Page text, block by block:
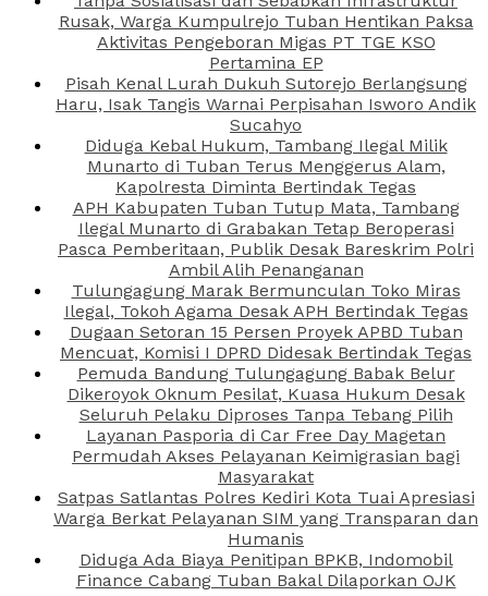
Rusak, Warga Kumpulrejo Tuban Hentikan Paksa
Aktivitas Pengeboran Migas PT TGE KSO
Pertamina EP
Pisah Kenal Lurah Dukuh Sutorejo Berlangsung
Haru, Isak Tangis Warnai Perpisahan Isworo Andik
Sucahyo
Diduga Kebal Hukum, Tambang Ilegal Milik
Munarto di Tuban Terus Menggerus Alam,
Kapolresta Diminta Bertindak Tegas
APH Kabupaten Tuban Tutup Mata, Tambang
Ilegal Munarto di Grabakan Tetap Beroperasi
Pasca Pemberitaan, Publik Desak Bareskrim Polri
Ambil Alih Penanganan
Tulungagung Marak Bermunculan Toko Miras
Ilegal, Tokoh Agama Desak APH Bertindak Tegas
Dugaan Setoran 15 Persen Proyek APBD Tuban
Mencuat, Komisi I DPRD Didesak Bertindak Tegas
Pemuda Bandung Tulungagung Babak Belur
Dikeroyok Oknum Pesilat, Kuasa Hukum Desak
Seluruh Pelaku Diproses Tanpa Tebang Pilih
Layanan Pasporia di Car Free Day Magetan
Permudah Akses Pelayanan Keimigrasian bagi
Masyarakat
Satpas Satlantas Polres Kediri Kota Tuai Apresiasi
Warga Berkat Pelayanan SIM yang Transparan dan
Humanis
Diduga Ada Biaya Penitipan BPKB, Indomobil
Finance Cabang Tuban Bakal Dilaporkan OJK